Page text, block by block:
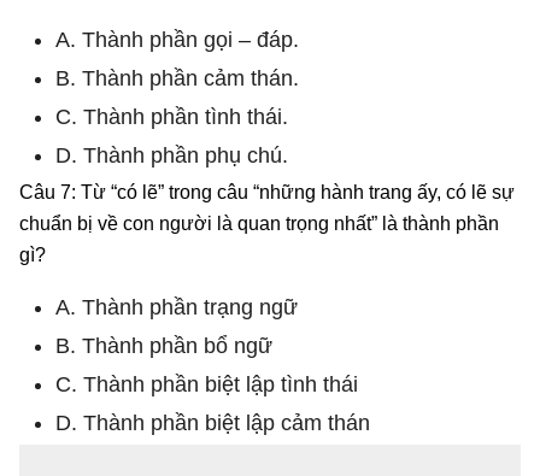
A. Thành phần gọi – đáp.
B. Thành phần cảm thán.
C. Thành phần tình thái.
D. Thành phần phụ chú.
Câu 7: Từ “có lẽ” trong câu “những hành trang ấy, có lẽ sự
chuẩn bị về con người là quan trọng nhất” là thành phần
gì?
A. Thành phần trạng ngữ
B. Thành phần bổ ngữ
C. Thành phần biệt lập tình thái
D. Thành phần biệt lập cảm thán